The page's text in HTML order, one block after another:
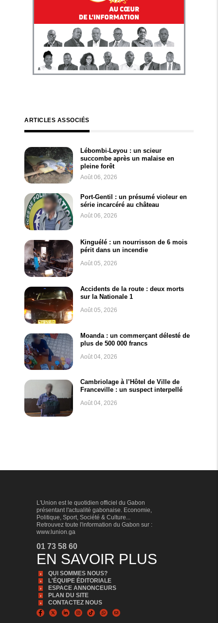
ARTICLES ASSOCIÉS
Lébombi-Leyou : un scieur
succombe après un malaise en
pleine forêt
Août 06, 2026
Port-Gentil : un présumé violeur en
série incarcéré au château
Août 06, 2026
Kinguélé : un nourrisson de 6 mois
périt dans un incendie
Août 05, 2026
Accidents de la route : deux morts
sur la Nationale 1
Août 05, 2026
Moanda : un commerçant délesté de
plus de 500 000 francs
Août 04, 2026
Cambriolage à l’Hôtel de Ville de
Franceville : un suspect interpellé
Août 04, 2026
L'Union est le quotidien officiel du Gabon
présentant l'actualité gabonaise. Economie,
Politique, Sport, Société & Culture...
Retrouvez toute l'information du Gabon sur :
www.lunion.ga
01 73 58 60
EN SAVOIR PLUS
QUI SOMMES NOUS?
L'ÉQUIPE ÉDITORIALE
ESPACE ANNONCEURS
PLAN DU SITE
CONTACTEZ NOUS